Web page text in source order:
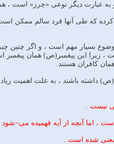
کرده که طی آنها فرد سالم
مهم است ، و اگر چنین
این پیغمبر(ص) همان پیغمبر
کافران هستند.
(ص) داشته باشند ، به علت اهمیت
نیست .
، اما آنچه از آیه فهمیده